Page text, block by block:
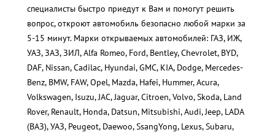
специалисты быстро приедут к Вам и помогут решить
вопрос, откроют автомобиль безопасно любой марки за
5-15 минут. Марки открываемых автомобилей: ГАЗ, ИЖ,
УАЗ, ЗАЗ, ЗИЛ, Alfa Romeo, Ford, Bentley, Chevrolet, BYD,
DAF, Nissan, Cadilac, Hyundai, GMC, KIA, Dodge, Mercedes-
Benz, BMW, FAW, Opel, Mazda, Hafei, Hummer, Acura,
Volkswagen, Isuzu, JAC, Jaguar, Citroen, Volvo, Skoda, Land
Rover, Renault, Honda, Datsun, Mitsubishi, Audi, Jeep, LADA
(ВАЗ), УАЗ, Peugeot, Daewoo, SsangYong, Lexus, Subaru,